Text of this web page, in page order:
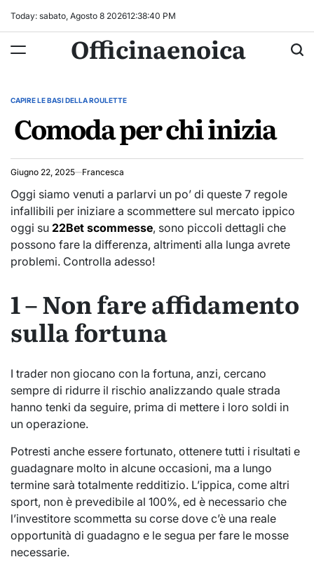
Today: sabato, Agosto 8 202612:38:40 PM
Officinaenoica
POSTED
CAPIRE LE BASI DELLA ROULETTE
Comoda per chi inizia
Giugno 22, 2025 Francesca
Oggi siamo venuti a parlarvi un po’ di queste 7 regole
infallibili per iniziare a scommettere sul mercato ippico
oggi su 22Bet scommesse, sono piccoli dettagli che
possono fare la differenza, altrimenti alla lunga avrete
problemi. Controlla adesso!
1 – Non fare affidamento
sulla fortuna
I trader non giocano con la fortuna, anzi, cercano
sempre di ridurre il rischio analizzando quale strada
hanno tenki da seguire, prima di mettere i loro soldi in
un operazione.
Potresti anche essere fortunato, ottenere tutti i risultati e
guadagnare molto in alcune occasioni, ma a lungo
termine sarà totalmente redditizio. L’ippica, come altri
sport, non è prevedibile al 100%, ed è necessario che
l’investitore scommetta su corse dove c’è una reale
opportunità di guadagno e le segua per fare le mosse
necessarie.